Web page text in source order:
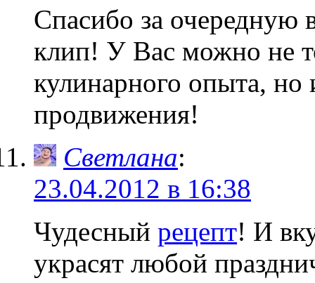
Спасибо за очередную
клип! У Вас можно не
кулинарного опыта,
продвижения!
Светлана:
23.04.2012 в 16:38
Чудесный рецепт! И
украсят любой